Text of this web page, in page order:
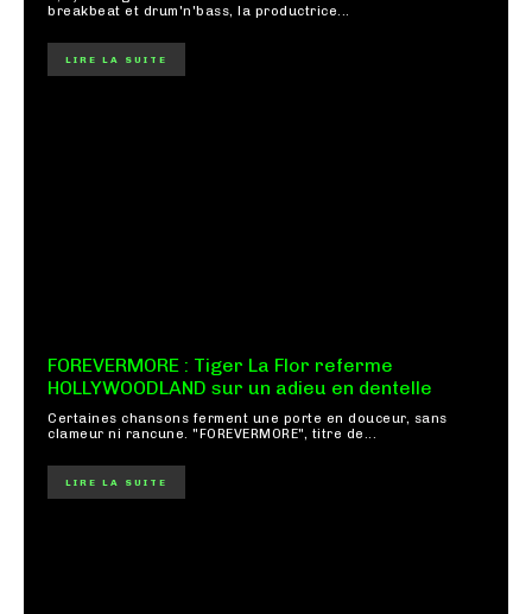
breakbeat et drum'n'bass, la productrice...
LIRE LA SUITE
FOREVERMORE : Tiger La Flor referme
HOLLYWOODLAND sur un adieu en dentelle
Certaines chansons ferment une porte en douceur, sans
clameur ni rancune. "FOREVERMORE", titre de...
LIRE LA SUITE